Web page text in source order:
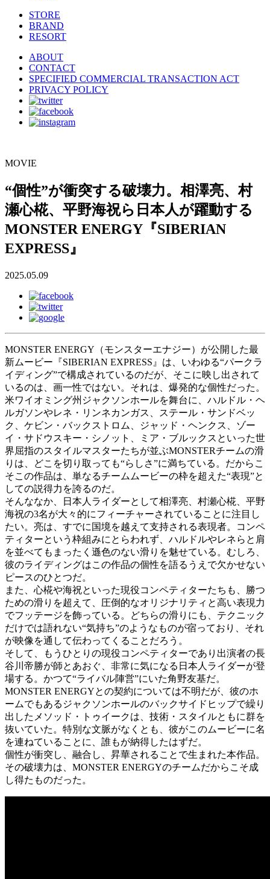
STORE
BRAND
RESORT
ABOUT
CONTACT
SPECIFIED COMMERCIAL TRANSACTION ACT
PRIVACY POLICY
MOVIE
“個性”が衝突する破壊力。相澤亮、村
瀬心椛、平野海祝ら日本人が躍動する
MONSTER ENERGY『SIBERIAN
EXPRESS』
2025.05.09
MONSTER ENERGY（モンスターエナジー）が公開した最
新ムービー『SIBERIAN EXPRESS』は、いわゆる“パークラ
イディング”で構成されているのだが、そこに映し出されて
いるのは、画一性ではない。それは、爆発的な個性だった。
米ワイオミング州ジャクソンホールを舞台に、ハルドル・ヘ
ルガソンやレネ・リンネカンガス、ステール・サンドベッ
ク、ケビン・バックストロム、ジャッド・ヘンクス、ゾー
イ・サドウスキー・シノット、ミア・ブルックスといった世
界屈指のスタイルマスターたちが並ぶMONSTERチームの滑
りは、どこを切り取っても“らしさ”に満ちている。だからこ
そこの作品は、単なるチームムービーの枠を超えた“表現”と
しての説得力を誇るのだ。
そんななか、日本人ライダーとして相澤亮、村瀬心椛、平野
海祝の3名が大々的にフィーチャーされていることに注目し
たい。亮は、すでに国境を越えて支持される表現者。コンペ
ティターという枠組みにとらわれず、ハルドルやレネらと肩
を並べてもまったく遜色のない滑りを魅せている。むしろ、
彼のライディングはこの作品の個性を語るうえで欠かせない
ピースのひとつだ。
また、心椛や海祝といった現役コンペティターたちも、勝つ
ための滑りを超えて、圧倒的なオリジナリティと高い表現力
でフッテージを飾っている。どちらの滑りにも、テクニック
だけでは語れない“気持ち”のようなものが宿っており、それ
が映像を通して伝わってくることだろう。
そして、もうひとりの現役コンペティターであり出演者の長
谷川帝勝が師とあおぐ、非常に気になる日本人ライダーが登
場する。かつて“ライバル陣営”にいた角野友基だ。
MONSTER ENERGYとの契約については不明だが、彼のホ
ームでもあるジャクソンホールのバックサイドヒップで繰り
出したメソッド・トゥイークは、技術・スタイルともに群を
抜いていた。特別な文脈がなくとも、彼がこのムービーに名
を連ねていることに、誰もが納得したはずだ。
個性が衝突し、融合し、昇華されることで生まれた本作品。
その破壊力は、MONSTER ENERGYのチームだからこそ成
し得たものだった。